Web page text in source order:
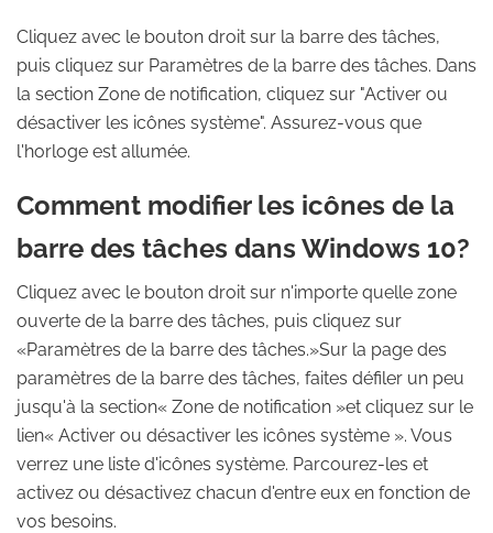
Cliquez avec le bouton droit sur la barre des tâches,
puis cliquez sur Paramètres de la barre des tâches. Dans
la section Zone de notification, cliquez sur "Activer ou
désactiver les icônes système". Assurez-vous que
l'horloge est allumée.
Comment modifier les icônes de la
barre des tâches dans Windows 10?
Cliquez avec le bouton droit sur n'importe quelle zone
ouverte de la barre des tâches, puis cliquez sur
«Paramètres de la barre des tâches.»Sur la page des
paramètres de la barre des tâches, faites défiler un peu
jusqu'à la section« Zone de notification »et cliquez sur le
lien« Activer ou désactiver les icônes système ». Vous
verrez une liste d'icônes système. Parcourez-les et
activez ou désactivez chacun d'entre eux en fonction de
vos besoins.